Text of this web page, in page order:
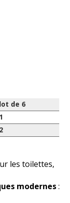
lot de 6
1
2
les toilettes,
modernes: